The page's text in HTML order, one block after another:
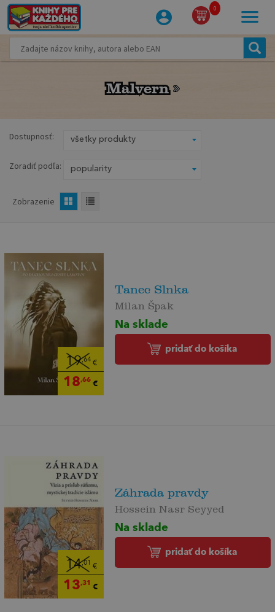
0
Malvern
Malvern
Dostupnosť:
Zoradiť podľa:
Zobrazenie
19,64€
18,66€
Tanec Slnka
Milan Špak
Na sklade
pridať do košíka
14,01 €
13,31 €
Záhrada pravdy
Hossein Nasr Seyyed
Na sklade
pridať do košíka